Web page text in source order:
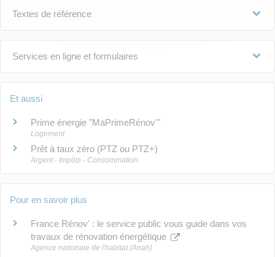
Textes de référence
Services en ligne et formulaires
Et aussi
Prime énergie "MaPrimeRénov'"
Logement
Prêt à taux zéro (PTZ ou PTZ+)
Argent - Impôts - Consommation
Pour en savoir plus
France Rénov' : le service public vous guide dans vos
travaux de rénovation énergétique
Agence nationale de l'habitat (Anah)